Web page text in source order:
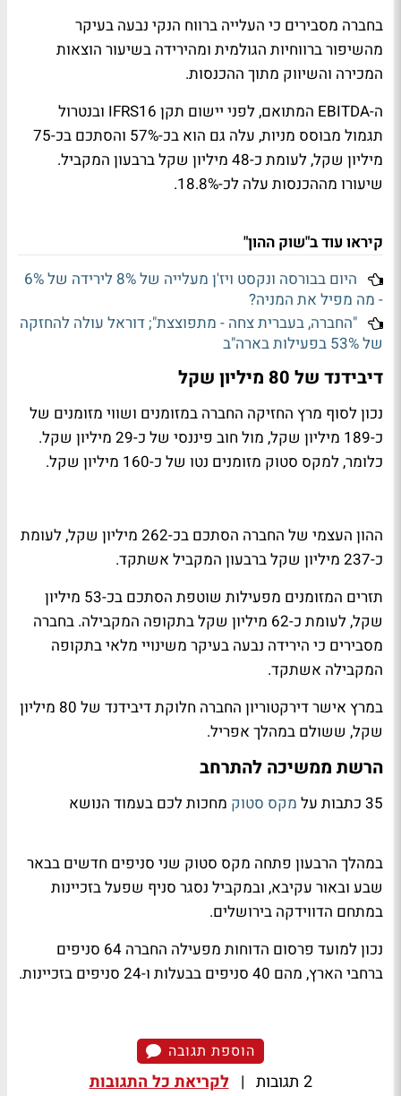
בחברה מסבירים כי העלייה ברווח הנקי נבעה בעיקר
מהשיפור ברווחיות הגולמית ומהירידה בשיעור הוצאות
המכירה והשיווק מתוך ההכנסות.
ה-EBITDA המתואם, לפני יישום תקן IFRS16 ובנטרול
תגמול מבוסס מניות, עלה גם הוא בכ-57% והסתכם בכ-75
מיליון שקל, לעומת כ-48 מיליון שקל ברבעון המקביל.
שיעורו מההכנסות עלה לכ-18.8%.
קיראו עוד ב"שוק ההון"
היום בבורסה ונקסט ויז'ן מעלייה של 8% לירידה של 6%
- מה מפיל את המניה?
"החברה, בעברית צחה - מתפוצצת"; דוראל עולה להחזקה
של 53% בפעילות בארה"ב
דיבידנד של 80 מיליון שקל
נכון לסוף מרץ החזיקה החברה במזומנים ושווי מזומנים של
כ-189 מיליון שקל, מול חוב פיננסי של כ-29 מיליון שקל.
כלומר, למקס סטוק מזומנים נטו של כ-160 מיליון שקל.
ההון העצמי של החברה הסתכם בכ-262 מיליון שקל, לעומת
כ-237 מיליון שקל ברבעון המקביל אשתקד.
תזרים המזומנים מפעילות שוטפת הסתכם בכ-53 מיליון
שקל, לעומת כ-62 מיליון שקל בתקופה המקבילה. בחברה
מסבירים כי הירידה נבעה בעיקר משינויי מלאי בתקופה
המקבילה אשתקד.
במרץ אישר דירקטוריון החברה חלוקת דיבידנד של 80 מיליון
שקל, ששולם במהלך אפריל.
הרשת ממשיכה להתרחב
35 כתבות על מקס סטוק מחכות לכם בעמוד הנושא
במהלך הרבעון פתחה מקס סטוק שני סניפים חדשים בבאר
שבע ובאור עקיבא, ובמקביל נסגר סניף שפעל בזכיינות
במתחם הדווידקה בירושלים.
נכון למועד פרסום הדוחות מפעילה החברה 64 סניפים
ברחבי הארץ, מהם 40 סניפים בבעלות ו-24 סניפים בזכיינות.
הוספת תגובה
2 תגובות | לקריאת כל התגובות